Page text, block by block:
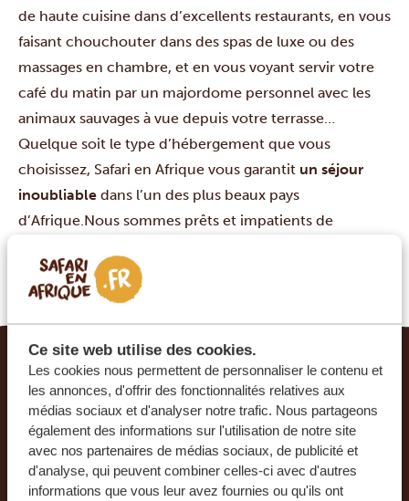
Ce site web utilise des cookies.
Les cookies nous permettent de personnaliser le contenu et
les annonces, d'offrir des fonctionnalités relatives aux
médias sociaux et d'analyser notre trafic. Nous partageons
également des informations sur l'utilisation de notre site
avec nos partenaires de médias sociaux, de publicité et
d'analyse, qui peuvent combiner celles-ci avec d'autres
informations que vous leur avez fournies ou qu'ils ont
de haute cuisine dans d’excellents restaurants, en vous
faisant chouchouter dans des spas de luxe ou des
massages en chambre, et en vous voyant servir votre
café du matin par un majordome personnel avec les
animaux sauvages à vue depuis votre terrasse…
Quelque soit le type d’hébergement que vous
choisissez, Safari en Afrique vous garantit un séjour
inoubliable dans l’un des plus beaux pays
d’Afrique.Nous sommes prêts et impatients de
et souhaits, en travaillant avec vous à peaufiner
l’itinéraire de vos rêves.
LE VOYAGE DE VOS RÊVES DEVIENT RÉALITÉ
AVEC SAFARI EN AFRIQUE.
Ce voyage vous intéresse ? Tous les voyages que
nous organisons sont privés et composés sur